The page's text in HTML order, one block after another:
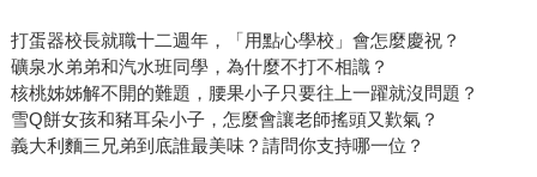
打蛋器校長就職十二週年，「用點心學校」會怎麼慶祝？
礦泉水弟弟和汽水班同學，為什麼不打不相識？
核桃姊姊解不開的難題，腰果小子只要往上一躍就沒問題？
雪Q餅女孩和豬耳朵小子，怎麼會讓老師搖頭又歎氣？
義大利麵三兄弟到底誰最美味？請問你支持哪一位？